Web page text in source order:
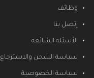
وظائف
إتصل بنا
الأسئلة الشائعة
سياسة الشحن والاسترجاع
سياسة الخصوصية